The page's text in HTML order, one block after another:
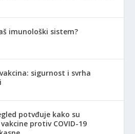
imunološki sistem?
sigurnost i svrha
potvđuje kako su
protiv COVID-19